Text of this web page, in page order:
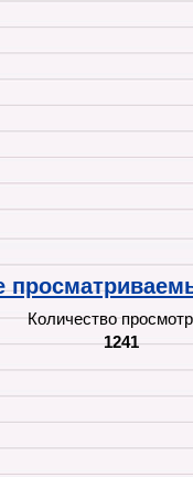
Количество
1241